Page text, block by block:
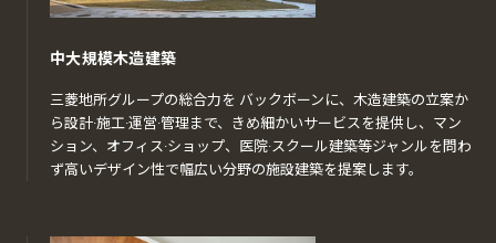
中大規模木造建築
三菱地所グループの総合力を バックボーンに、木造建築の立案か
ら設計·施工·運営·管理まで、きめ細かいサービスを提供し、マン
ション、オフィス·ショップ、医院·スクール建築等ジャンルを問わ
ず高いデザイン性で幅広い分野の施設建築を提案します。